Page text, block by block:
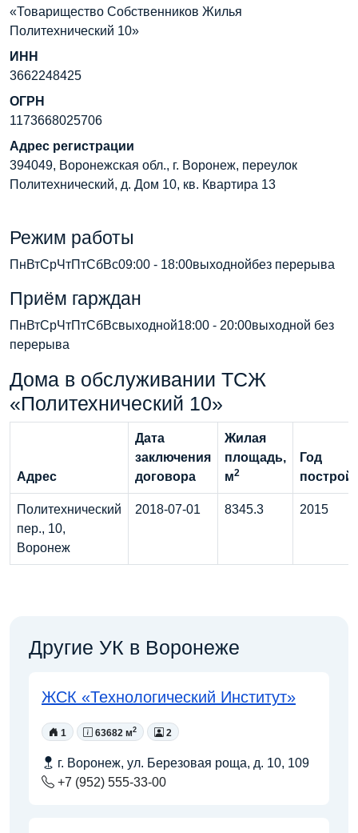
«Товарищество Собственников Жилья
Политехнический 10»
ИНН
3662248425
ОГРН
1173668025706
Адрес регистрации
394049, Воронежская обл., г. Воронеж, переулок
Политехнический, д. Дом 10, кв. Квартира 13
Режим работы
ПнВтСрЧтПтСбВс09:00 - 18:00выходнойбез перерыва
Приём гарждан
ПнВтСрЧтПтСбВсвыходной18:00 - 20:00выходной без
перерыва
Дома в обслуживании ТСЖ
«Политехнический 10»
Адрес
Дата
заключения
договора
Жилая
площадь,
м2
Год
Политехнический
пер., 10,
Воронеж
2018-07-01 8345.3 2015
Другие УК в Воронеже
ЖСК «Технологический Институт»
1 63682 м2 2
г. Воронеж, ул. Березовая роща, д. 10, 109
+7 (952) 555-33-00